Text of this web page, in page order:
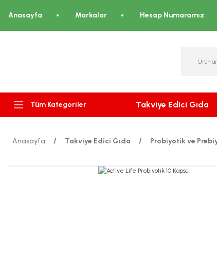
Anasayfa Markalar Hesap Numaramız
Tüm Kategoriler Takviye Edici Gıda
Anasayfa Takviye Edici Gıda Probiyotik ve